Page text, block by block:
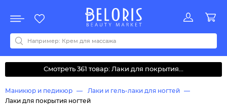
Акции
Все бренды
0-9ABCDEFGHIJKLMNOPQRSTUVWYZАБВДЗИМОКЛНПРСТУФ
Смотреть 361 товар: Лаки для покрытия...
Маникюр и педикюр
Лаки и гель-лаки для ногтей
Лаки для покрытия ногтей